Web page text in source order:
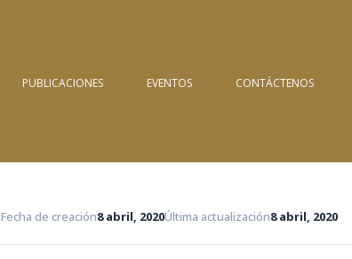
PUBLICACIONES EVENTOS CONTÁCTENOS
Fecha de creación8 abril, 2020Última actualización8 abril, 2020